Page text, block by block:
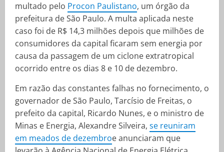
multado pelo Procon Paulistano, um órgão da
prefeitura de São Paulo. A multa aplicada neste
caso foi de R$ 14,3 milhões depois que milhões de
consumidores da capital ficaram sem energia por
causa da passagem de um ciclone extratropical
ocorrido entre os dias 8 e 10 de dezembro.
Em razão das constantes falhas no fornecimento, o
governador de São Paulo, Tarcísio de Freitas, o
prefeito da capital, Ricardo Nunes, e o ministro de
Minas e Energia, Alexandre Silveira, se reuniram
em meados de dezembroe anunciaram que